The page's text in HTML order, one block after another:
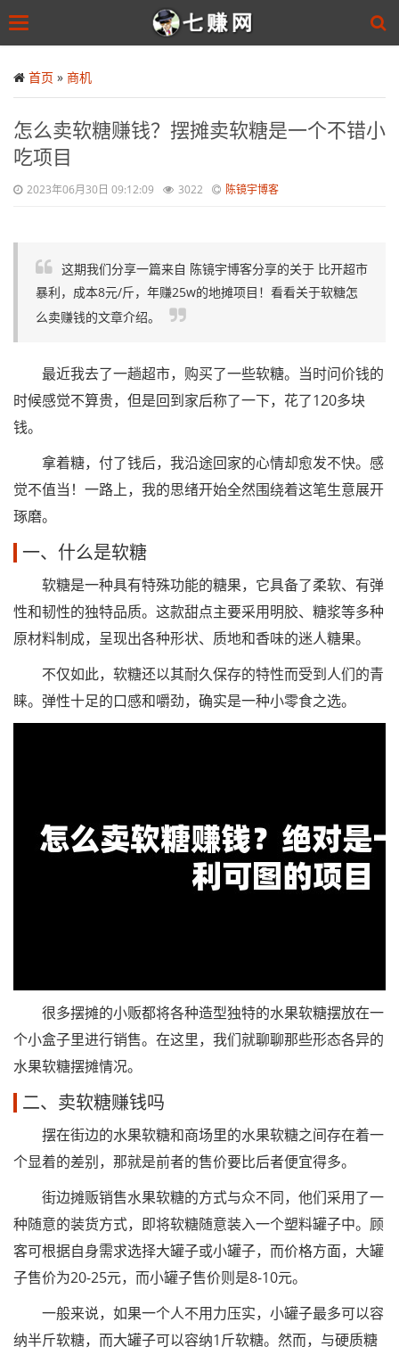
to
main
Toggle
首页 » 商机
怎么卖软糖赚钱？摆摊卖软糖是一个不错小
吃项目
2023年06月30日 09:12:09 3022 陈镜宇博客
这期我们分享一篇来自 陈镜宇博客分享的关于 比开超市
暴利，成本8元/斤，年赚25w的地摊项目！看看关于软糖怎
么卖赚钱的文章介绍。
最近我去了一趟超市，购买了一些软糖。当时问价钱的
时候感觉不算贵，但是回到家后称了一下，花了120多块
钱。
拿着糖，付了钱后，我沿途回家的心情却愈发不快。感
觉不值当！一路上，我的思绪开始全然围绕着这笔生意展开
琢磨。
一、什么是软糖
软糖是一种具有特殊功能的糖果，它具备了柔软、有弹
性和韧性的独特品质。这款甜点主要采用明胶、糖浆等多种
原材料制成，呈现出各种形状、质地和香味的迷人糖果。
不仅如此，软糖还以其耐久保存的特性而受到人们的青
睐。弹性十足的口感和嚼劲，确实是一种小零食之选。
很多摆摊的小贩都将各种造型独特的水果软糖摆放在一
个小盒子里进行销售。在这里，我们就聊聊那些形态各异的
水果软糖摆摊情况。
二、卖软糖赚钱吗
摆在街边的水果软糖和商场里的水果软糖之间存在着一
个显着的差别，那就是前者的售价要比后者便宜得多。
街边摊贩销售水果软糖的方式与众不同，他们采用了一
种随意的装货方式，即将软糖随意装入一个塑料罐子中。顾
客可根据自身需求选择大罐子或小罐子，而价格方面，大罐
子售价为20-25元，而小罐子售价则是8-10元。
一般来说，如果一个人不用力压实，小罐子最多可以容
纳半斤软糖，而大罐子可以容纳1斤软糖。然而，与硬质糖